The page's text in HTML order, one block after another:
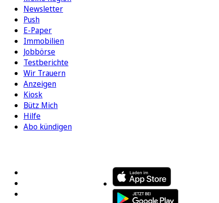
Newsletter
Push
E-Paper
Immobilien
Jobbörse
Testberichte
Wir Trauern
Anzeigen
Kiosk
Bütz Mich
Hilfe
Abo kündigen